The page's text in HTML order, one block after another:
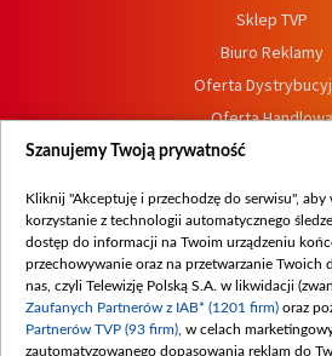
Sklep TVP
Biuro Reklamy
Oferta
Oferta Handlowa
Dostępność
Procedura zgłoszeń
Szanujemy Twoją prywatność
Kliknij "Akceptuję i przechodzę do serwisu", aby
korzystanie z technologii automatycznego
dostęp do informacji na Twoim urządzeniu
przechowywanie oraz na przetwarzanie Twoich
nas, czyli Telewizję Polską S.A. w likwidacji
Zaufanych Partnerów z IAB* (1201 firm) oraz
Partnerów TVP (93 firm) , w celach
zautomatyzowanego dopasowania reklam do